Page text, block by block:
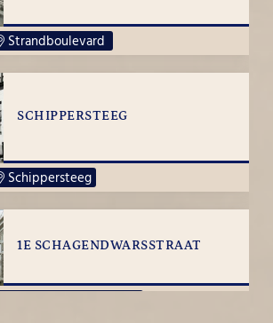
Strandboulevard
SCHIPPERSTEEG
Schippersteeg
1E SCHAGENDWARSSTRAAT